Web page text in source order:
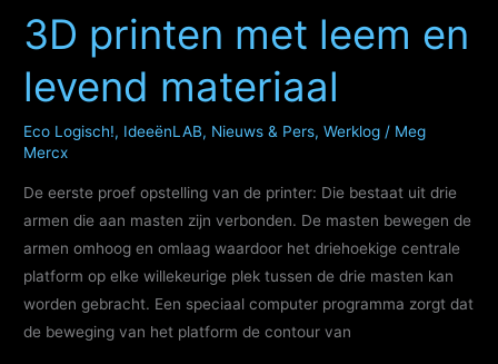
3D printen met leem en
levend materiaal
Eco Logisch!, IdeeënLAB, Nieuws & Pers,Werklog / Meg
Mercx
De eerste proef opstelling van de printer: Die bestaat uit drie
armen die aan masten zijn verbonden. De masten bewegen de
armen omhoog en omlaag waardoor het driehoekige centrale
platform op elke willekeurige plek tussen de drie masten kan
worden gebracht. Een speciaal computer programma zorgt dat
de beweging van het platform de contour van